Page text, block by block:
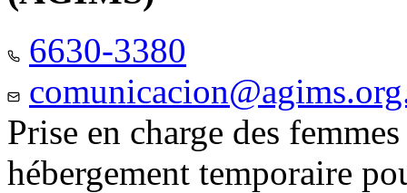
6630-3380
Prise en charge des
hébergement temporaire